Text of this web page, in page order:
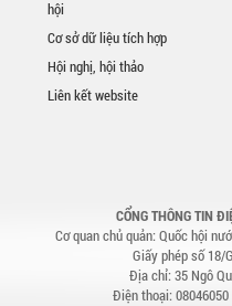
hội
Cơ sở dữ liệu tích hợp
Hội nghị, hội thảo
Liên kết website
CỔNG THÔNG TIN
Cơ quan chủ quản: Quốc hội
Giấy phép số 18/
Địa chỉ: 35 Ngô
Điện thoại: